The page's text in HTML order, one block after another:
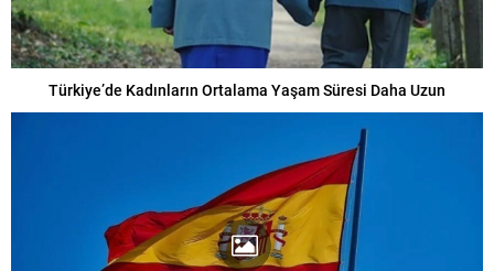
Türkiye’de Kadınların Ortalama Yaşam Süresi Daha Uzun